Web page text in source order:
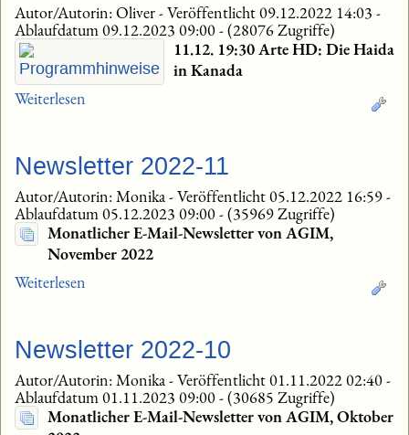
Autor/Autorin: Oliver-Veröffentlicht 09.12.2022 14:03 -
Ablaufdatum 09.12.2023 09:00-(28076 Zugriffe)
11.12. 19:30 Arte HD: Die Haida
in Kanada
Weiterlesen
Newsletter 2022-11
Autor/Autorin: Monika-Veröffentlicht 05.12.2022 16:59-
Ablaufdatum 05.12.2023 09:00-(35969 Zugriffe)
Monatlicher E-Mail-Newsletter von AGIM,
November 2022
Weiterlesen
Newsletter 2022-10
Autor/Autorin: Monika-Veröffentlicht 01.11.2022 02:40-
Ablaufdatum 01.11.2023 09:00-(30685 Zugriffe)
Monatlicher E-Mail-Newsletter von AGIM, Oktober